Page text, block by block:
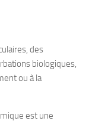
des
biologiques,
ou à la
est une